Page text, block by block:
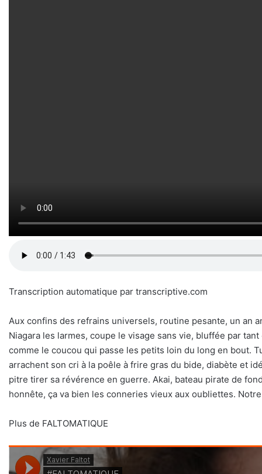
Transcription automatique par transcriptive.com
Aux confins des refrains universels, routine pesante, un an
Niagara les larmes, coupe le visage sans vie, bluffée par
comme le coucou qui passe les petits loin du long en bout.
arrachent son cri à la poêle à frire gras du bide, diabète et
pitre tirer sa révérence en guerre. Akai, bateau pirate de
honnête, ça va bien les conneries vieux aux oubliettes.
Plus de FALTOMATIQUE